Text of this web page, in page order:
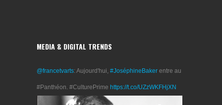
MEDIA & DIGITAL TRENDS
@francetvarts: Aujourd'hui, #JoséphineBaker entre au
#Panthéon. #CulturePrime https://t.co/UZzWKFHjXN